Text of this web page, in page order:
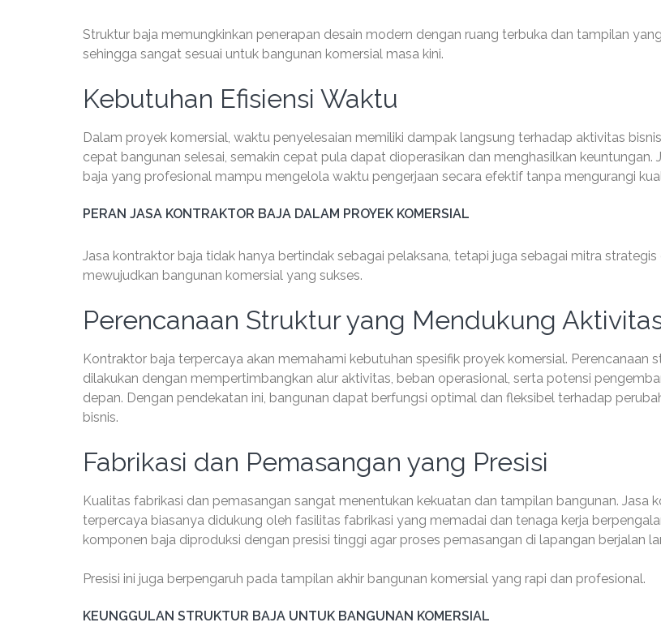
Struktur baja memungkinkan penerapan desain modern dengan ruang terbuka dan tampilan
sehingga sangat sesuai untuk bangunan komersial masa kini.
Kebutuhan Efisiensi Waktu
Dalam proyek komersial, waktu penyelesaian memiliki dampak langsung terhadap aktivitas
cepat bangunan selesai, semakin cepat pula dapat dioperasikan dan menghasilkan keuntungan.
baja yang profesional mampu mengelola waktu pengerjaan secara efektif tanpa mengurangi
PERAN JASA KONTRAKTOR BAJA DALAM PROYEK KOMERSIAL
Jasa kontraktor baja tidak hanya bertindak sebagai pelaksana, tetapi juga sebagai mitra strategis
mewujudkan bangunan komersial yang sukses.
Perencanaan Struktur yang Mendukung
Kontraktor baja terpercaya akan memahami kebutuhan spesifik proyek komersial. Perencanaan
dilakukan dengan mempertimbangkan alur aktivitas, beban operasional, serta potensi
depan. Dengan pendekatan ini, bangunan dapat berfungsi optimal dan fleksibel terhadap
bisnis.
Fabrikasi dan Pemasangan yang Presisi
Kualitas fabrikasi dan pemasangan sangat menentukan kekuatan dan tampilan bangunan. Jasa
terpercaya biasanya didukung oleh fasilitas fabrikasi yang memadai dan tenaga kerja
komponen baja diproduksi dengan presisi tinggi agar proses pemasangan di lapangan berjalan
Presisi ini juga berpengaruh pada tampilan akhir bangunan komersial yang rapi dan profesional.
KEUNGGULAN STRUKTUR BAJA UNTUK BANGUNAN KOMERSIAL